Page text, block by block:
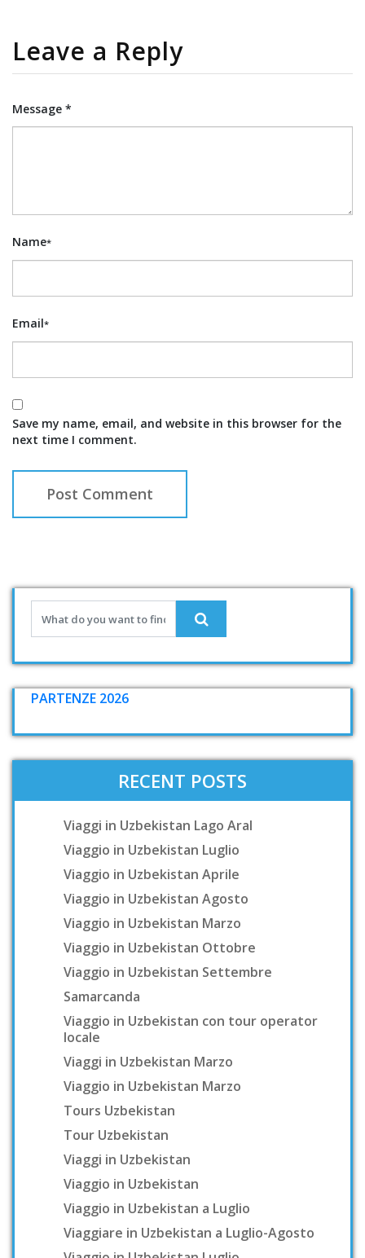
Leave a Reply
Message *
Name*
Email*
Save my name, email, and website in this browser for the
next time I comment.
PARTENZE 2026
RECENT POSTS
Viaggi in Uzbekistan Lago Aral
Viaggio in Uzbekistan Luglio
Viaggio in Uzbekistan Aprile
Viaggio in Uzbekistan Agosto
Viaggio in Uzbekistan Marzo
Viaggio in Uzbekistan Ottobre
Viaggio in Uzbekistan Settembre
Samarcanda
Viaggio in Uzbekistan con tour operator
locale
Viaggi in Uzbekistan Marzo
Viaggio in Uzbekistan Marzo
Tours Uzbekistan
Tour Uzbekistan
Viaggi in Uzbekistan
Viaggio in Uzbekistan
Viaggio in Uzbekistan a Luglio
Viaggiare in Uzbekistan a Luglio-Agosto